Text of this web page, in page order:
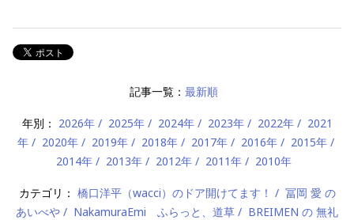
記事一覧： 最新順
年別： 2026年 2025年 2024年 2023年 2022年
2021
年
2020年 2019年 2018年 2017年 2016年
2015年
2014年
2013年 2012年 2011年 2010年
カテゴリ： 橋口洋平（wacci）のドア開けてます！
冨岡 愛 の
あいべや
NakamuraEmi ふらっと、道草
BREIMEN の 無礼